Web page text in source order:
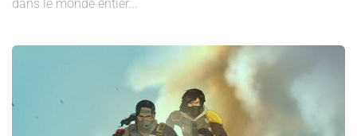
dans le monde entier...